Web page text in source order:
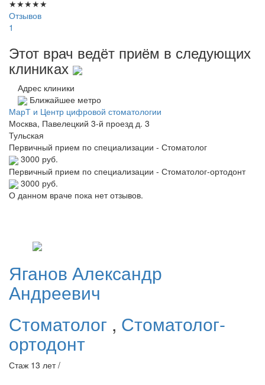
★★★★★
Отзывов
1
Этот врач ведёт приём в следующих
клиниках
Адрес клиники
Ближайшее метро
МарТ и Центр цифровой стоматологии
Москва, Павелецкий 3-й проезд д. 3
Тульская
Первичный прием по специализации - Стоматолог
3000 руб.
Первичный прием по специализации - Стоматолог-ортодонт
3000 руб.
О данном враче пока нет отзывов.
Яганов Александр
Андреевич
Стоматолог , Стоматолог-
ортодонт
Стаж 13 лет /